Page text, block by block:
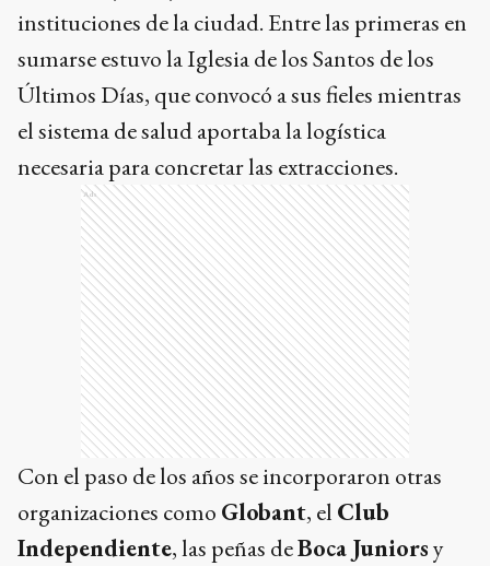
instituciones de la ciudad. Entre las primeras en
sumarse estuvo la Iglesia de los Santos de los
Últimos Días, que convocó a sus fieles mientras
el sistema de salud aportaba la logística
necesaria para concretar las extracciones.
Ads
Con el paso de los años se incorporaron otras
organizaciones como Globant, el Club
Independiente, las peñas deBoca Juniorsy